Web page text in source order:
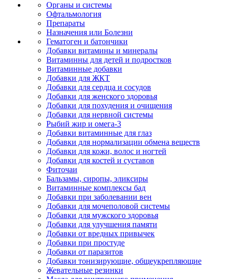
Органы и системы
Офтальмология
Препараты
Назначения или Болезни
Гематоген и батончики
Добавки витамины и минералы
Витаминны для детей и подростков
Витаминные добавки
Добавки для ЖКТ
Добавки для сердца и сосудов
Добавки для женского здоровья
Добавки для похудения и очищения
Добавки для нервной системы
Рыбий жир и омега-3
Добавки витаминные для глаз
Добавки для нормализации обмена веществ
Добавки для кожи, волос и ногтей
Добавки для костей и суставов
Фиточаи
Бальзамы, сиропы, эликсиры
Витаминные комплексы бад
Добавки при заболевании вен
Добавки для мочеполовой системы
Добавки для мужского здоровья
Добавки для улучшения памяти
Добавки от вредных привычек
Добавки при простуде
Добавки от паразитов
Добавки тонизирующие, общеукрепляющие
Жевательные резинки